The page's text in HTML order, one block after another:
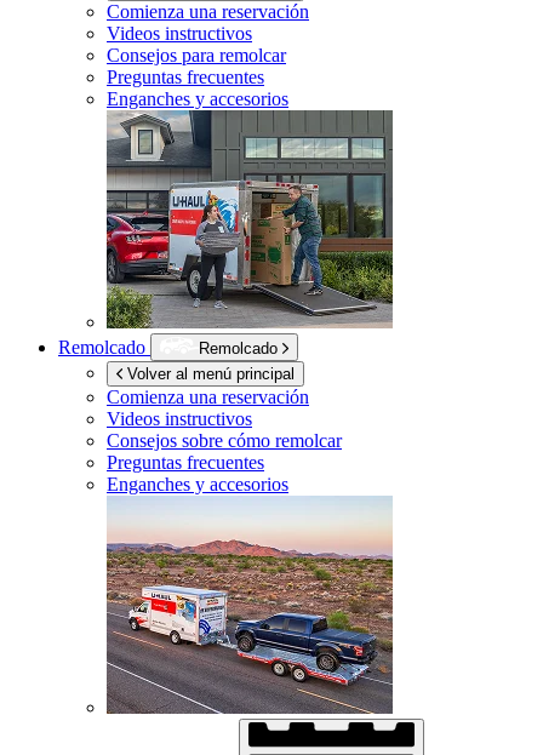
Comienza una reservación
Videos instructivos
Consejos para remolcar
Preguntas frecuentes
Enganches y accesorios
Remolcado
Remolcado
Volver al menú principal
Comienza una reservación
Videos instructivos
Consejos sobre cómo remolcar
Preguntas frecuentes
Enganches y accesorios